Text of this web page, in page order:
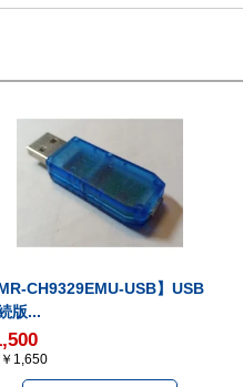
MR-CH9329EMU-USB】USB
版...
1,650